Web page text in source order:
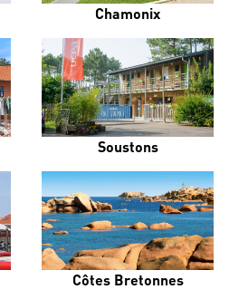
Chamonix
Soustons
Côtes Bretonnes